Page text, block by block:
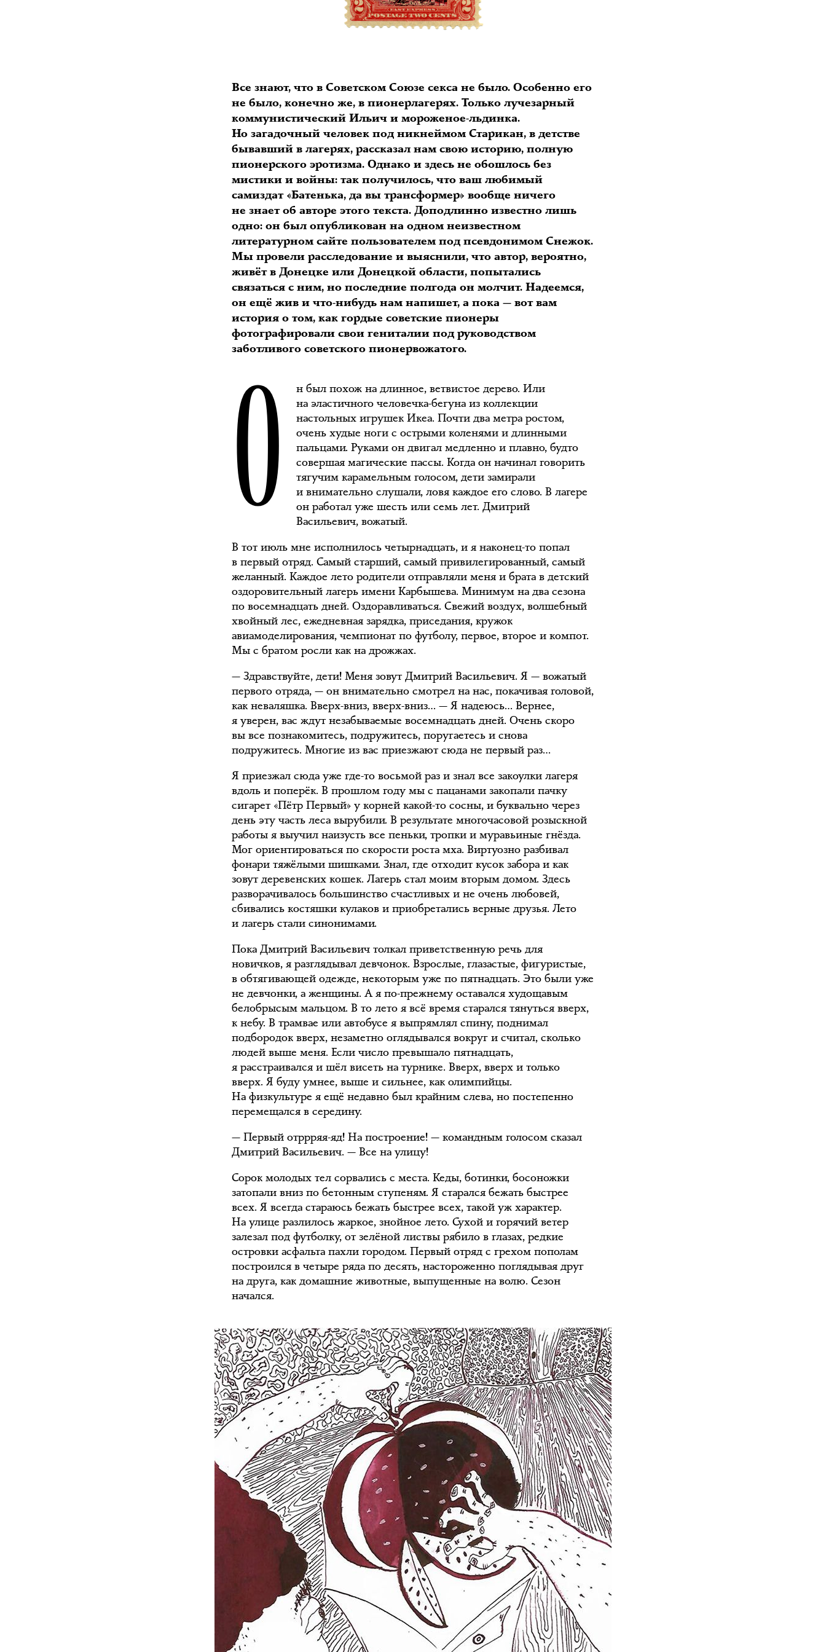
Все знают, что в Советском Союзе секса не было. Особенно его
не было, конечно же, в пионерлагерях. Только лучезарный
коммунистический Ильич и мороженое-льдинка.
Но загадочный человек под никнеймом Старикан, в детстве
бывавший в лагерях, рассказал нам свою историю, полную
пионерского эротизма. Однако и здесь не обошлось без
мистики и войны: так получилось, что ваш любимый
самиздат «Батенька, да вы трансформер» вообще ничего
не знает об авторе этого текста. Доподлинно известно лишь
одно: он был опубликован на одном неизвестном
литературном сайте пользователем под псевдонимом Снежок.
Мы провели расследование и выяснили, что автор, вероятно,
живёт в Донецке или Донецкой области, попытались
связаться с ним, но последние полгода он молчит. Надеемся,
он ещё жив и что-нибудь нам напишет, а пока — вот вам
история о том, как гордые советские пионеры
фотографировали свои гениталии под руководством
заботливого советского пионервожатого.
О
н был похож на длинное, ветвистое дерево. Или
на эластичного человечка-бегуна из коллекции
настольных игрушек Икеа. Почти два метра ростом,
очень худые ноги с острыми коленями и длинными
пальцами. Руками он двигал медленно и плавно, будто
совершая магические пассы. Когда он начинал говорить
тягучим карамельным голосом, дети замирали
и внимательно слушали, ловя каждое его слово. В лагере
он работал уже шесть или семь лет. Дмитрий
Васильевич, вожатый.
В тот июль мне исполнилось четырнадцать, и я наконец-то попал
в первый отряд. Самый старший, самый привилегированный, самый
желанный. Каждое лето родители отправляли меня и брата в детский
оздоровительный лагерь имени Карбышева. Минимум на два сезона
по восемнадцать дней. Оздоравливаться. Свежий воздух, волшебный
хвойный лес, ежедневная зарядка, приседания, кружок
авиамоделирования, чемпионат по футболу, первое, второе и компот.
Мы с братом росли как на дрожжах.
— Здравствуйте, дети! Меня зовут Дмитрий Васильевич. Я — вожатый
первого отряда, — он внимательно смотрел на нас, покачивая головой,
как неваляшка. Вверх-вниз, вверх-вниз… — Я надеюсь… Вернее,
я уверен, вас ждут незабываемые восемнадцать дней. Очень скоро
вы все познакомитесь, подружитесь, поругаетесь и снова
подружитесь. Многие из вас приезжают сюда не первый раз…
Я приезжал сюда уже где-то восьмой раз и знал все закоулки лагеря
вдоль и поперёк. В прошлом году мы с пацанами закопали пачку
сигарет «Пётр Первый» у корней какой-то сосны, и буквально через
день эту часть леса вырубили. В результате многочасовой розыскной
работы я выучил наизусть все пеньки, тропки и муравьиные гнёзда.
Мог ориентироваться по скорости роста мха. Виртуозно разбивал
фонари тяжёлыми шишками. Знал, где отходит кусок забора и как
зовут деревенских кошек. Лагерь стал моим вторым домом. Здесь
разворачивалось большинство счастливых и не очень любовей,
сбивались костяшки кулаков и приобретались верные друзья. Лето
и лагерь стали синонимами.
Пока Дмитрий Васильевич толкал приветственную речь для
новичков, я разглядывал девчонок. Взрослые, глазастые, фигуристые,
в обтягивающей одежде, некоторым уже по пятнадцать. Это были уже
не девчонки, а женщины. А я по-прежнему оставался худощавым
белобрысым мальцом. В то лето я всё время старался тянуться вверх,
к небу. В трамвае или автобусе я выпрямлял спину, поднимал
подбородок вверх, незаметно оглядывался вокруг и считал, сколько
людей выше меня. Если число превышало пятнадцать,
я расстраивался и шёл висеть на турнике. Вверх, вверх и только
вверх. Я буду умнее, выше и сильнее, как олимпийцы.
На физкультуре я ещё недавно был крайним слева, но постепенно
перемещался в середину.
— Первый отррряя-яд! На построение! — командным голосом сказал
Дмитрий Васильевич. — Все на улицу!
Сорок молодых тел сорвались с места. Кеды, ботинки, босоножки
затопали вниз по бетонным ступеням. Я старался бежать быстрее
всех. Я всегда стараюсь бежать быстрее всех, такой уж характер.
На улице разлилось жаркое, знойное лето. Сухой и горячий ветер
залезал под футболку, от зелёной листвы рябило в глазах, редкие
островки асфальта пахли городом. Первый отряд с грехом пополам
построился в четыре ряда по десять, настороженно поглядывая друг
на друга, как домашние животные, выпущенные на волю. Сезон
начался.